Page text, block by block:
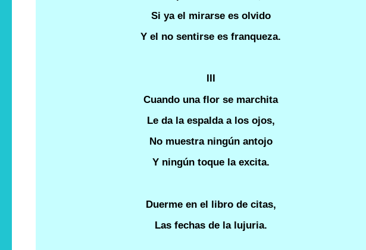
Si ya el mirarse es olvido
Y el no sentirse es franqueza.
Cuando una flor se marchita
Le da la espalda a los ojos,
No muestra ningún antojo
Y ningún toque la excita.
Duerme en el libro de citas,
Las fechas de la lujuria.